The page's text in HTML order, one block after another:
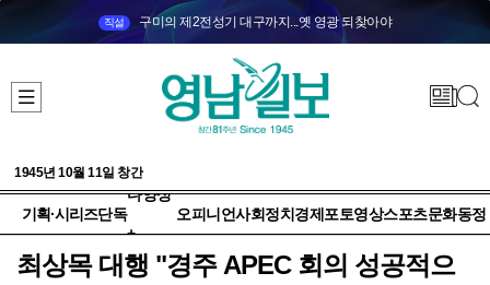
직설 구미의 제2전성기 대구까지...옛 영광 되찾아야
1945년 10월 11일 창간
기획·시리즈단독
다양성
+
오피니언사회정치 경제 포토영상스포츠문화동정
최상목 대행 "경주 APEC 회의 성공적으